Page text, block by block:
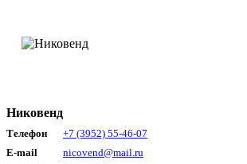
Никовенд
Телефон
+7 (3952) 55-46-07
E-mail
nicovend@mail.ru